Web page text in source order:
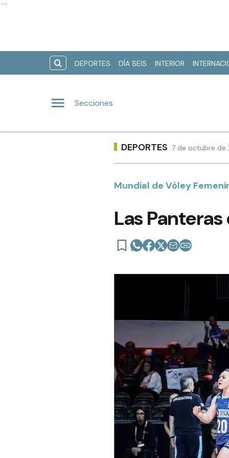
Ads
DEPORTES DÍA SEIS INTERIOR
Secciones
DEPORTES 7 de octubre de
Mundial de Vóley
Las